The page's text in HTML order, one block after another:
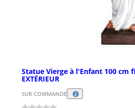
Statue Vierge à l'Enfant 100 cm
EXTÉRIEUR
SUR COMMANDE